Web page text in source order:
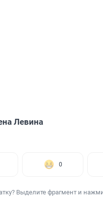
Левина
0
Выделите фрагмент и